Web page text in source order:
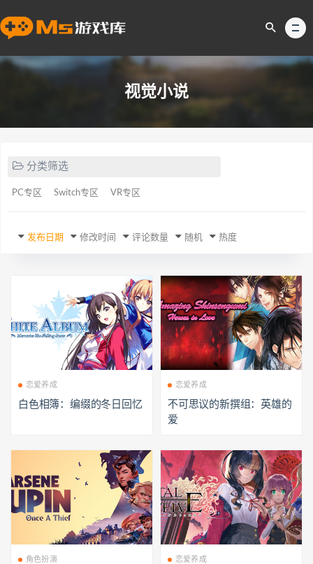
视觉小说
分类筛选
PC专区 Switch专区 VR专区
发布日期 修改时间 评论数量 随机 热度
恋爱养成
白色相簿：编缀的冬日回忆
恋爱养成
不可思议的新撰组：英雄的
爱
角色扮演 恋爱养成